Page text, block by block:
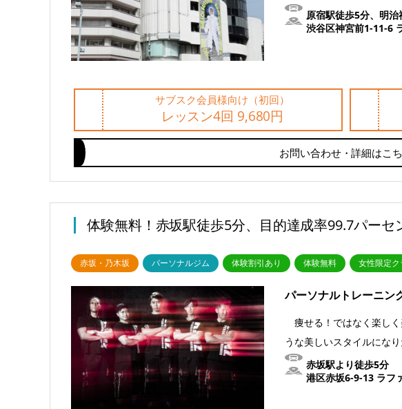
原宿駅徒歩5分、明
渋谷区神宮前1-11-6
サブスク会員様向け（初回）
レッスン4回 9,680円
お問い合わせ・詳細はこ
体験無料！赤坂駅徒歩5分、目的達成率99.7パーセ
赤坂・乃木坂 パーソナルジム 体験割引あり 体験無料 女性限定ク
パーソナルトレーニン
痩せる！ではなく楽し
うな美しいスタイルにな
赤坂駅より徒歩5分
港区赤坂6-9-13 ラフ